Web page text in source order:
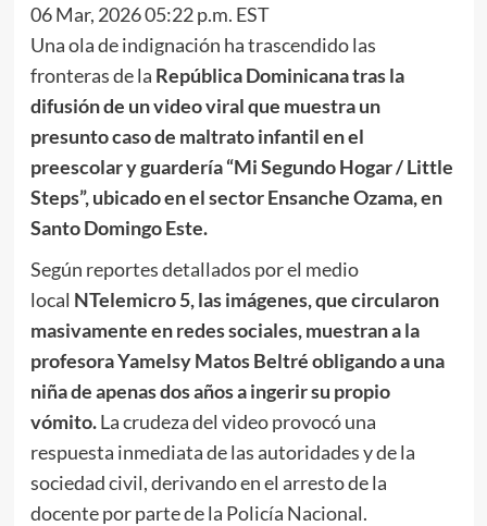
06 Mar, 2026 05:22 p.m. EST
Una ola de indignación ha trascendido las
fronteras de la República Dominicanatras la
difusión de un video viral que muestra un
presunto caso de maltrato infantil en el
preescolar y guardería “Mi Segundo Hogar / Little
Steps”, ubicado en el sector Ensanche Ozama, en
Santo Domingo Este.
Según reportes detallados por el medio
local NTelemicro 5, las imágenes, que circularon
masivamente en redes sociales, muestran a la
profesoraYamelsy Matos Beltré obligando a una
niña de apenas dos años a ingerir su propio
vómito.La crudeza del video provocó una
respuesta inmediata de las autoridades y de la
sociedad civil, derivando en el arresto de la
docente por parte de la Policía Nacional.